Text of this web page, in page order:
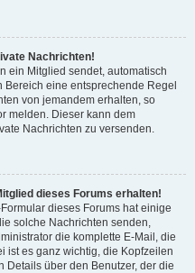
Nachrichten!
ein Mitglied sendet, automatisch
eine entsprechende Regel
von jemandem erhalten, so
melden. Dieser kann dem
Nachrichten zu versenden.
dieses Forums erhalten!
dieses Forums hat einige
solche Nachrichten senden,
die komplette E-Mail, die
ist es ganz wichtig, die Kopfzeilen
Details über den Benutzer, der die